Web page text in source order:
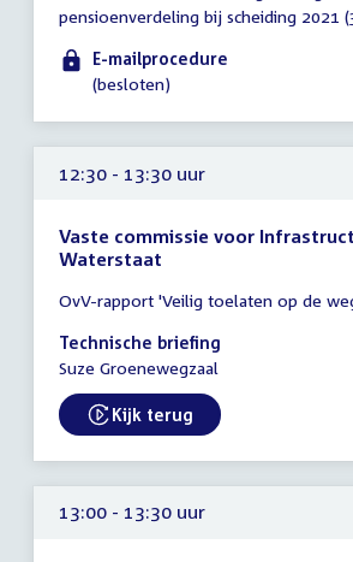
tot
12:00
uur
pensioenverdeling bij scheiding 2021
E-mailprocedure
(besloten)
12:30 - 13:30 uur
Vaste commissie voor
Waterstaat
vergadering
12:30
-
uur
OvV-rapport 'Veilig toelaten op de
Technische briefing
Suze Groenewegzaal
External link:
Kijk terug
13:00 - 13:30 uur